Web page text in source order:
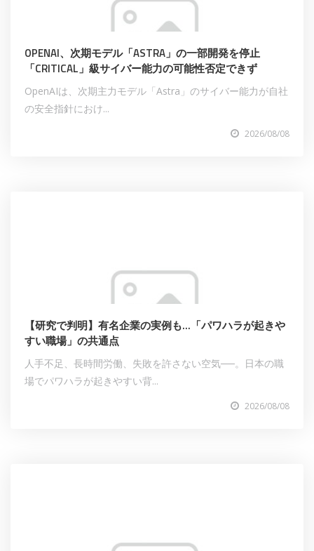
OPENAI、次期モデル「ASTRA」の一部開発を停止
「CRITICAL」級サイバー能力の可能性否定できず
OpenAIは、次期主力モデル「Astra」のサイバー能力が自社
の安全指針におけ...
2026/08/08
【研究で判明】有名企業の実例も…「パワハラが起きや
すい職場」の共通点
人手不足、長時間労働、失敗を許さない空気──。日本の職
場でパワハラが起きやすい背...
2026/08/08